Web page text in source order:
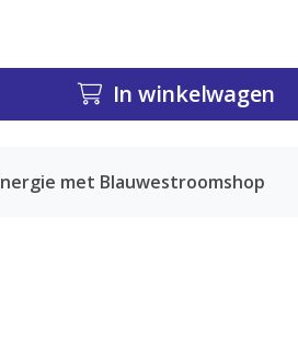
In winkelwagen
met Blauwestroomshop